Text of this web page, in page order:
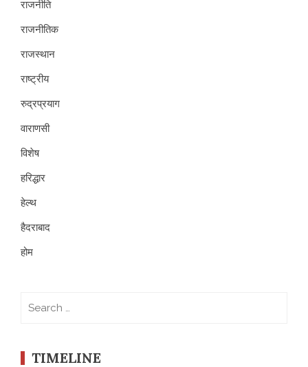
राजनीति
राजनीतिक
राजस्थान
राष्ट्रीय
रुद्रप्रयाग
वाराणसी
विशेष
हरिद्धार
हेल्थ
हैदराबाद
होम
TIMELINE